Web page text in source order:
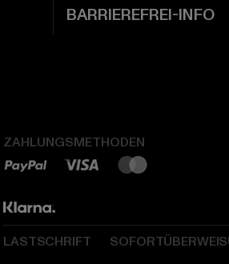
BARRIEREFREI-INFO
ZAHLUNGSMETHODEN
LASTSCHRIFT